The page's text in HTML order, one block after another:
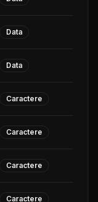
Data
Data
Caractere
Caractere
Caractere
Caractere